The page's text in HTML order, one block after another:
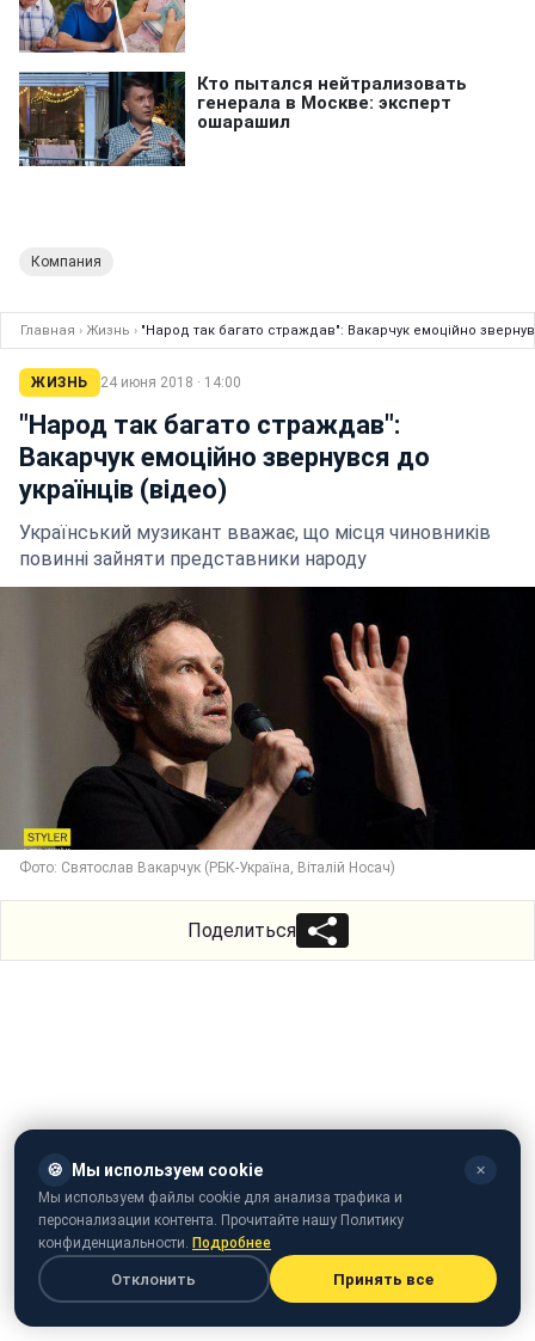
Компания
Главная › Жизнь › "Народ так багато страждав": Вакарчук емоційно
ЖИЗНЬ 24 июня 2018 · 14:00
"Народ так багато страждав":
Вакарчук емоційно звернувся до
українців (відео)
Український музикант вважає, що місця чиновників
повинні зайняти представники народу
Фото: Святослав Вакарчук (РБК-Україна, Віталій Носач)
Поделиться
🍪 Мы используем cookie ✕
Мы используем файлы cookie для анализа трафика и
персонализации контента. Прочитайте нашу Политику
конфиденциальности. Подробнее
Отклонить Принять все